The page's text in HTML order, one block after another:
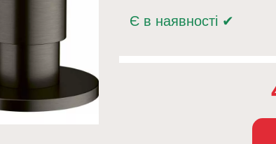
Є в наявності ✔